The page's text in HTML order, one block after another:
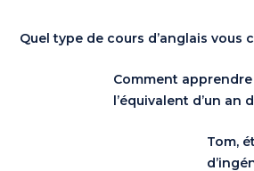
Quel type de cours d’anglais vous
Comment
l’équivalent d’un an
Tom,